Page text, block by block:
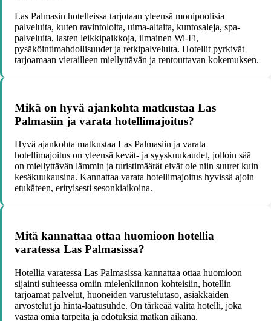
Las Palmasin hotelleissa tarjotaan yleensä monipuolisia
palveluita, kuten ravintoloita, uima-altaita, kuntosaleja, spa-
palveluita, lasten leikkipaikkoja, ilmainen Wi-Fi,
pysäköintimahdollisuudet ja retkipalveluita. Hotellit pyrkivät
tarjoamaan vierailleen miellyttävän ja rentouttavan kokemuksen.
Mikä on hyvä ajankohta matkustaa Las
Palmasiin ja varata hotellimajoitus?
Hyvä ajankohta matkustaa Las Palmasiin ja varata
hotellimajoitus on yleensä kevät- ja syyskuukaudet, jolloin sää
on miellyttävän lämmin ja turistimäärät eivät ole niin suuret kuin
kesäkuukausina. Kannattaa varata hotellimajoitus hyvissä ajoin
etukäteen, erityisesti sesonkiaikoina.
Mitä kannattaa ottaa huomioon hotellia
varatessa Las Palmasissa?
Hotellia varatessa Las Palmasissa kannattaa ottaa huomioon
sijainti suhteessa omiin mielenkiinnon kohteisiin, hotellin
tarjoamat palvelut, huoneiden varustelutaso, asiakkaiden
arvostelut ja hinta-laatusuhde. On tärkeää valita hotelli, joka
vastaa omia tarpeita ja odotuksia matkan aikana.